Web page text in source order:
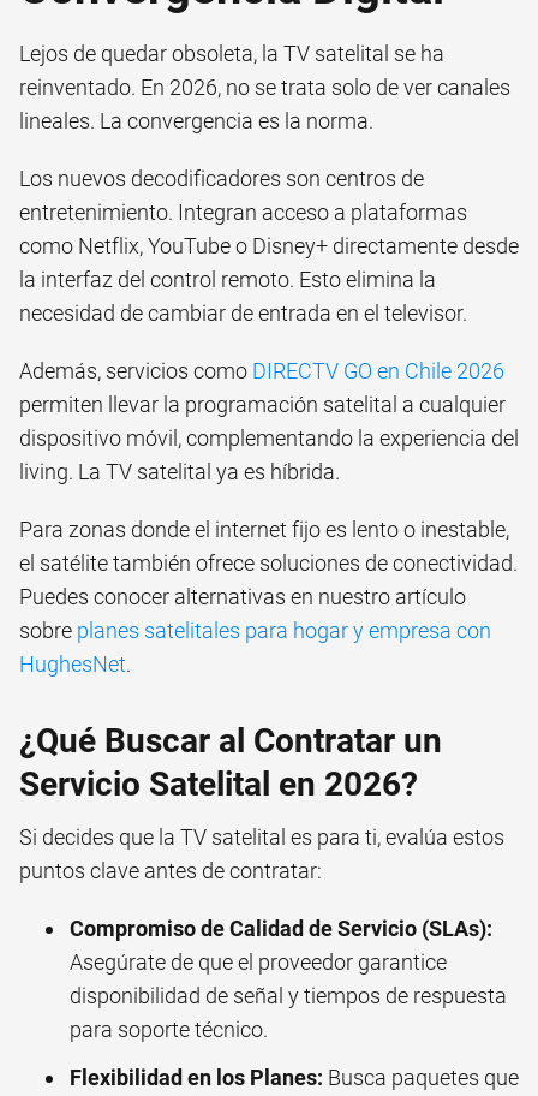
Lejos de quedar obsoleta, la TV satelital se ha
reinventado. En 2026, no se trata solo de ver canales
lineales. La convergencia es la norma.
Los nuevos decodificadores son centros de
entretenimiento. Integran acceso a plataformas
como Netflix, YouTube o Disney+ directamente desde
la interfaz del control remoto. Esto elimina la
necesidad de cambiar de entrada en el televisor.
Además, servicios como DIRECTV GO en Chile 2026
permiten llevar la programación satelital a cualquier
dispositivo móvil, complementando la experiencia del
living. La TV satelital ya es híbrida.
Para zonas donde el internet fijo es lento o inestable,
el satélite también ofrece soluciones de conectividad.
Puedes conocer alternativas en nuestro artículo
sobre planes satelitales para hogar y empresa con
HughesNet.
¿Qué Buscar al Contratar un
Servicio Satelital en 2026?
Si decides que la TV satelital es para ti, evalúa estos
puntos clave antes de contratar:
Compromiso de Calidad de Servicio (SLAs):
Asegúrate de que el proveedor garantice
disponibilidad de señal y tiempos de respuesta
para soporte técnico.
Flexibilidad en los Planes: Busca paquetes que